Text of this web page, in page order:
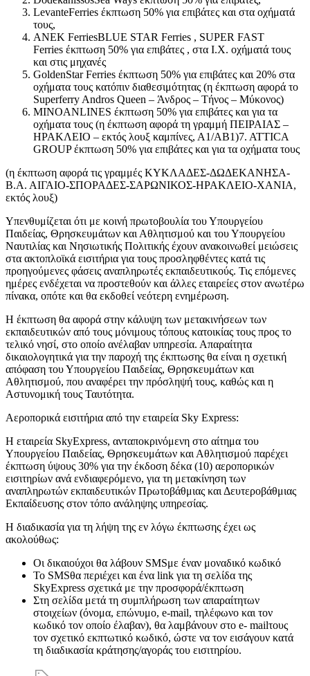
LevanteFerries έκπτωση 50% για επιβάτες και στα οχήματά
τους,
ΑΝΕΚ FerriesBLUE STAR Ferries , SUPER FAST
Ferries έκπτωση 50% για επιβάτες , στα Ι.Χ. οχήματά τους
και στις μηχανές
GoldenStar Ferries έκπτωση 50% για επιβάτες και 20% στα
οχήματα τους κατόπιν διαθεσιμότητας (η έκπτωση αφορά το
Superferry Andros Queen – Άνδρος – Τήνος – Μύκονος)
MINOANLINES έκπτωση 50% για επιβάτες και για τα
οχήματα τους (η έκπτωση αφορά τη γραμμή ΠΕΙΡΑΙΑΣ –
ΗΡΑΚΛΕΙΟ – εκτός λουξ καμπίνες, Α1/ΑΒ1)7. ΑΤΤICA
GROUP έκπτωση 50% για επιβάτες και για τα οχήματα τους
(η έκπτωση αφορά τις γραμμές ΚΥΚΛΑΔΕΣ-ΔΩΔΕΚΑΝΗΣΑ-
Β.Α. ΑΙΓΑΙΟ-ΣΠΟΡΑΔΕΣ-ΣΑΡΩΝΙΚΟΣ-ΗΡΑΚΛΕΙΟ-ΧΑΝΙΑ,
εκτός λουξ)
Υπενθυμίζεται ότι με κοινή πρωτοβουλία του Υπουργείου
Παιδείας, Θρησκευμάτων και Αθλητισμού και του Υπουργείου
Ναυτιλίας και Νησιωτικής Πολιτικής έχουν ανακοινωθεί μειώσεις
στα ακτοπλοϊκά εισιτήρια για τους προσληφθέντες κατά τις
προηγούμενες φάσεις αναπληρωτές εκπαιδευτικούς. Τις επόμενες
ημέρες ενδέχεται να προστεθούν και άλλες εταιρείες στον ανωτέρω
πίνακα, οπότε και θα εκδοθεί νεότερη ενημέρωση.
Η έκπτωση θα αφορά στην κάλυψη των μετακινήσεων των
εκπαιδευτικών από τους μόνιμους τόπους κατοικίας τους προς το
τελικό νησί, στο οποίο ανέλαβαν υπηρεσία. Απαραίτητα
δικαιολογητικά για την παροχή της έκπτωσης θα είναι η σχετική
απόφαση του Υπουργείου Παιδείας, Θρησκευμάτων και
Αθλητισμού, που αναφέρει την πρόσληψή τους, καθώς και η
Αστυνομική τους Ταυτότητα.
Αεροπορικά εισιτήρια από την εταιρεία Sky Express:
H εταιρεία SkyExpress, ανταποκρινόμενη στο αίτημα του
Υπουργείου Παιδείας, Θρησκευμάτων και Αθλητισμού παρέχει
έκπτωση ύψους 30% για την έκδοση δέκα (10) αεροπορικών
εισιτηρίων ανά ενδιαφερόμενο, για τη μετακίνηση των
αναπληρωτών εκπαιδευτικών Πρωτοβάθμιας και Δευτεροβάθμιας
Εκπαίδευσης στον τόπο ανάληψης υπηρεσίας.
Η διαδικασία για τη λήψη της εν λόγω έκπτωσης έχει ως
ακολούθως:
Οι δικαιούχοι θα λάβουν SMSμε έναν μοναδικό κωδικό
Το SMSθα περιέχει και ένα link για τη σελίδα της
SkyExpress σχετικά με την προσφορά/έκπτωση
Στη σελίδα μετά τη συμπλήρωση των απαραίτητων
στοιχείων (όνομα, επώνυμο, e-mail, τηλέφωνο και τον
κωδικό τον οποίο έλαβαν), θα λαμβάνουν στο e- mailτους
τον σχετικό εκπτωτικό κωδικό, ώστε να τον εισάγουν κατά
τη διαδικασία κράτησης/αγοράς του εισιτηρίου.